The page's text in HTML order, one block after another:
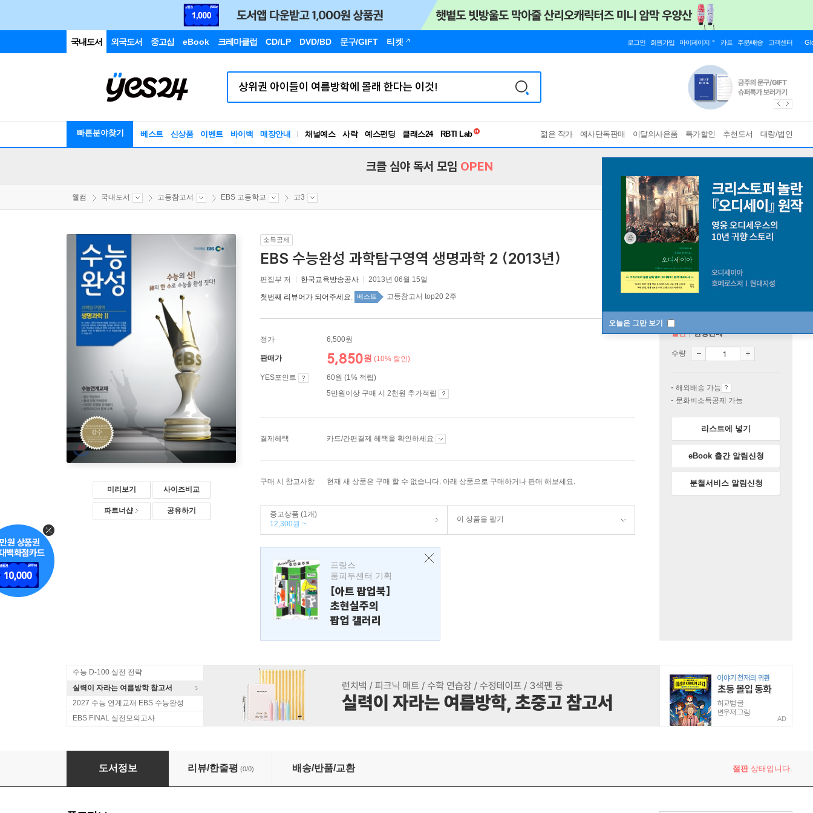
국내도서 외국도서 중고샵 eBook 크레마클럽 CD/LP DVD/BD 문구/GIFT 티켓 로그인 회원가입 마이페이지 카트 주문/배송 고객센터
빠른분야찾기 베스트 신상품 이벤트 바이백 매장안내 채널예스 사락 예스펀딩 클래스24
RBTI Lab
독서유형검사
젊은 작가 예사단독판매 이달의사은품 특가할인 추천도서 대량/법인
오늘은 그만 보기
크클 심야 독서 모임 OPEN
웰컴 국내도서 고등참고서 EBS 고등학교 고3
미리보기 사이즈비교
파트너샵 공유하기
소득공제
EBS 수능완성 과학탐구영역 생명과학 2 (2013년)
편집부 저 한국교육방송공사 2013년 06월 15일
첫번째 리뷰어가 되어주세요. 베스트 고등참고서 top20 2주
정가 6,500원
판매가 5,850원 (10% 할인)
YES포인트
60원 (1% 적립)
5만원이상 구매 시 2천원 추가적립
결제혜택 카드/간편결제 혜택을 확인하세요
구매 시 참고사항 현재 새 상품은 구매 할 수 없습니다. 아래 상품으로 구매하거나 판매 해보세요.
중고상품 (1개)
12,300원 ~
이 상품을 팔기
프랑스
퐁피두센터 기획
[아트 팝업북]
초현실주의
팝업 갤러리
절판 한정판매
수량
해외배송 가능
문화비소득공제 가능
리스트에 넣기
eBook 출간 알림신청
분철서비스 알림신청
수능 D-100 실전 전략
실력이 자라는 여름방학 참고서
2027 수능 연계교재 EBS 수능완성
EBS FINAL 실전모의고사
AD
EBS 수능완성 과학탐구영역 생명과학 2 (2013년)
도서정보 리뷰/한줄평 (0/0) 배송/반품/교환 절판상태입니다.